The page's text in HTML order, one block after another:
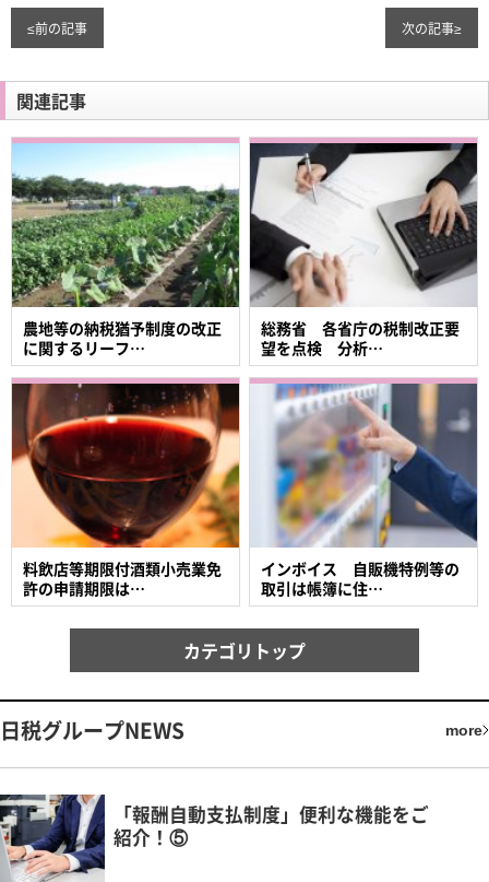
≤前の記事 次の記事≥
関連記事
総務省 各省庁の税制改正要
望を点検 分析…
農地等の納税猶予制度の改正
に関するリーフ…
インボイス 自販機特例等の
取引は帳簿に住…
料飲店等期限付酒類小売業免
許の申請期限は…
カテゴリトップ
日税グループNEWS more
「報酬自動支払制度」便利な機能をご
紹介！⑤